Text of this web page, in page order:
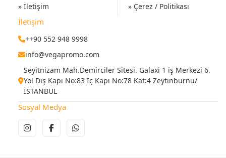
» İletişim
» Çerez / Politikası
İletişim
++90 552 948 9998
info@vegapromo.com
Seyitnizam Mah.Demirciler Sitesi. Galaxi 1 iş Merkezi 6.
Yol Dış Kapı No:83 İç Kapı No:78 Kat:4 Zeytinburnu/
İSTANBUL
Sosyal Medya